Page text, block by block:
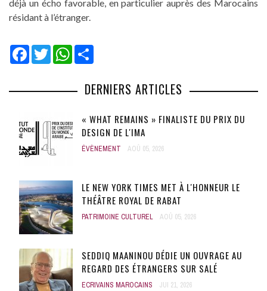
déjà un écho favorable, en particulier auprès des Marocains
résidant à l’étranger.
Facebook
TwitterWhatsApp
DERNIERS ARTICLES
« WHAT REMAINS » FINALISTE DU PRIX DU
DESIGN DE L'IMA
ÉVÈNEMENT AOÛ 05, 2026
LE NEW YORK TIMES MET À L'HONNEUR LE
THÉÂTRE ROYAL DE RABAT
PATRIMOINE CULTUREL AOÛ 05, 2026
SEDDIQ MAANINOU DÉDIE UN OUVRAGE AU
REGARD DES ÉTRANGERS SUR SALÉ
ECRIVAINS MAROCAINS JUI 21, 2026